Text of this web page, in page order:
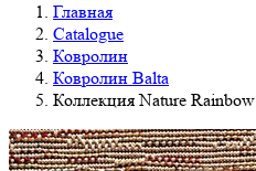
Главная
Catalogue
Ковролин
Ковролин Balta
Коллекция Nature Rainbow